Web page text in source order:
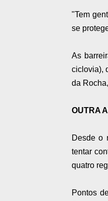
"Tem
se
As
ciclovia),
da
OUTRA
Desde o
tentar
quatro
Pontos